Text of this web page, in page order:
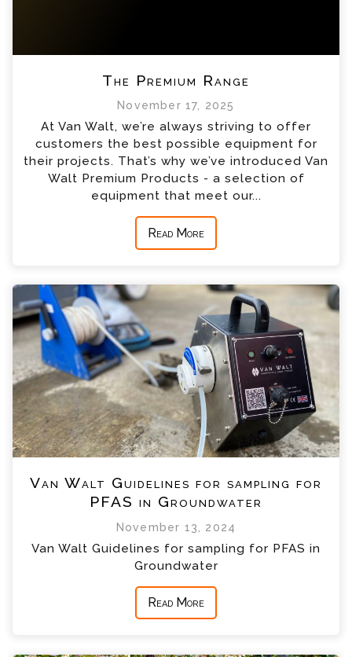
The Premium Range
November 17, 2025
At Van Walt, we’re always striving to offer
customers the best possible equipment for
their projects. That’s why we’ve introduced Van
Walt Premium Products - a selection of
equipment that meet our...
Read More
Van Walt Guidelines for sampling for
PFAS in Groundwater
November 13, 2024
Van Walt Guidelines for sampling for PFAS in
Groundwater
Read More